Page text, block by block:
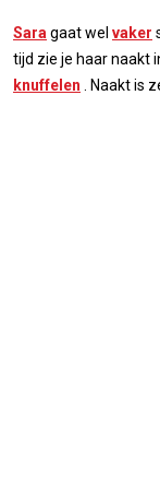
Sara gaat wel vaker
tijd zie je haar naakt
knuffelen . Naakt is